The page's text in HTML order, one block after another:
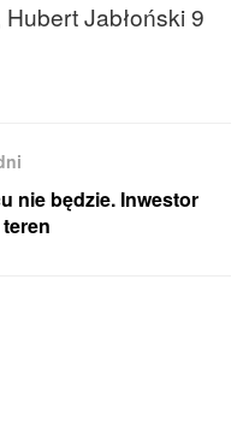
Jabłoński 9
nie będzie. Inwestor